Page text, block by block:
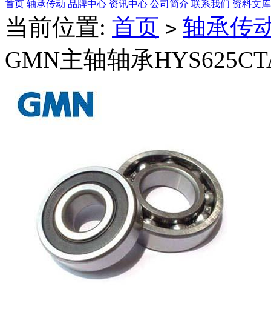
首页 轴承传动 品牌中心 资讯中心 公司简介 联系我们 资料文库
当前位置: 首页 > 轴承传
GMN主轴轴承